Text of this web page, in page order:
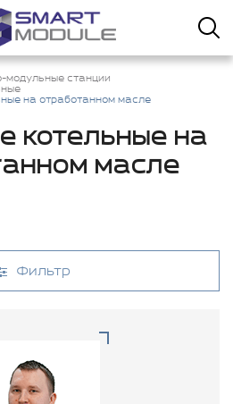
модульные станции
на отработанном масле
котельные на
масле
Фильтр